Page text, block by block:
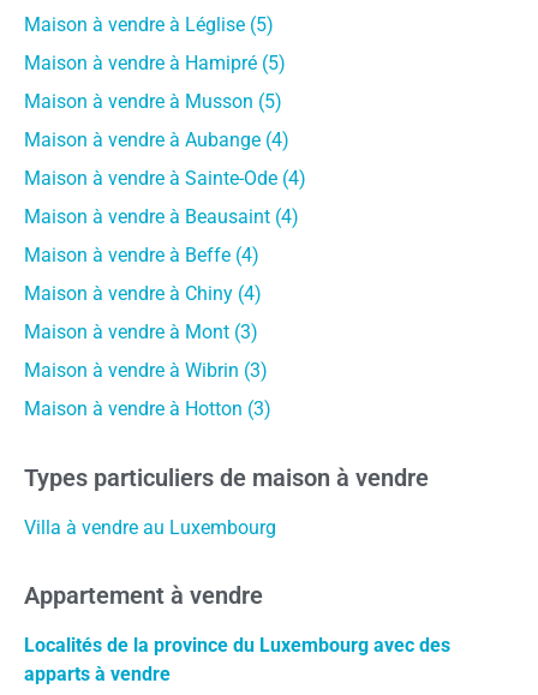
Maison à vendre à Léglise (5)
Maison à vendre à Hamipré (5)
Maison à vendre à Musson (5)
Maison à vendre à Aubange (4)
Maison à vendre à Sainte-Ode (4)
Maison à vendre à Beausaint (4)
Maison à vendre à Beffe (4)
Maison à vendre à Chiny (4)
Maison à vendre à Mont (3)
Maison à vendre à Wibrin (3)
Maison à vendre à Hotton (3)
Types particuliers de maison à vendre
Villa à vendre au Luxembourg
Appartement à vendre
Localités de la province du Luxembourg avec des
apparts à vendre